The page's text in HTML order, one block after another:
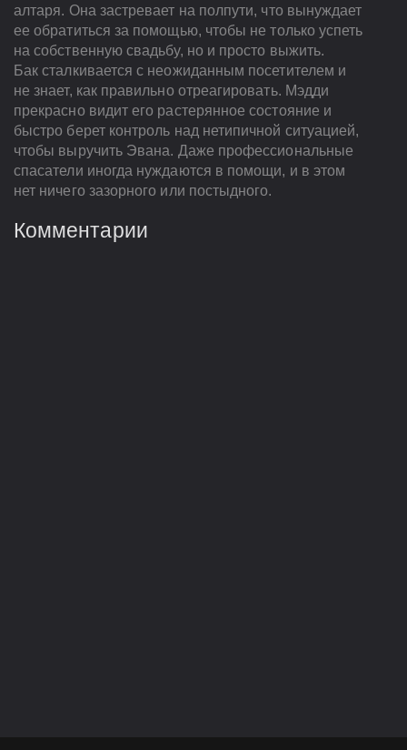
алтаря. Она застревает на полпути, что вынуждает
ее обратиться за помощью, чтобы не только успеть
на собственную свадьбу, но и просто выжить.
Бак сталкивается с неожиданным посетителем и
не знает, как правильно отреагировать. Мэдди
прекрасно видит его растерянное состояние и
быстро берет контроль над нетипичной ситуацией,
чтобы выручить Эвана. Даже профессиональные
спасатели иногда нуждаются в помощи, и в этом
нет ничего зазорного или постыдного.
Комментарии